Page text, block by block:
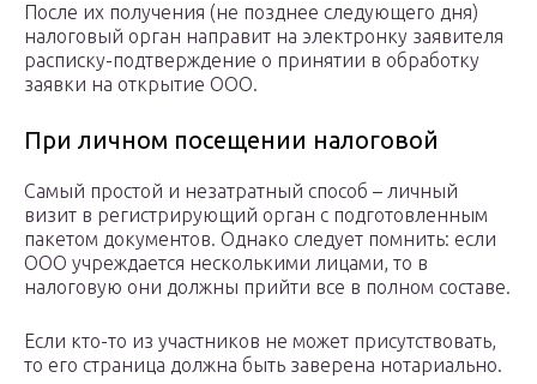
После их получения (не позднее следующего дня)
налоговый орган направит на электронку заявителя
расписку-подтверждение о принятии в обработку
заявки на открытие ООО.
При личном посещении налоговой
Самый простой и незатратный способ – личный
визит в регистрирующий орган с подготовленным
пакетом документов. Однако следует помнить: если
ООО учреждается несколькими лицами, то в
налоговую они должны прийти все в полном составе.
Если кто-то из участников не может присутствовать,
то его страница должна быть заверена нотариально.